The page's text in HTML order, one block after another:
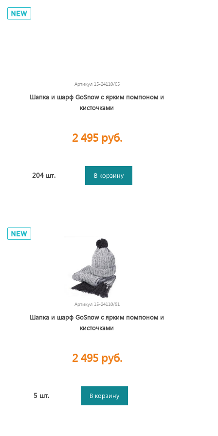
Артикул 15-24110/05
Шапка и шарф GoSnow с ярким пoмпоном и
кисточками
2 495 руб.
204 шт. В корзину
Артикул 15-24110/91
Шапка и шарф GoSnow с ярким пoмпоном и
кисточками
2 495 руб.
5 шт. В корзину